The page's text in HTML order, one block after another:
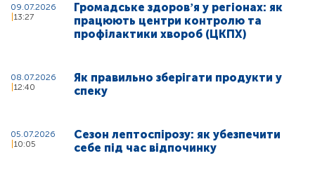
09.07.2026
13:27
Громадське здоровʼя у регіонах: як
працюють центри контролю та
профілактики хвороб (ЦКПХ)
08.07.2026
12:40
Як правильно зберігати продукти у
спеку
05.07.2026
10:05
Сезон лептоспірозу: як убезпечити
себе під час відпочинку